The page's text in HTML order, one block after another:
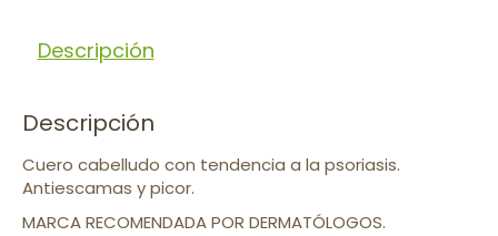
Descripción
Descripción
Cuero cabelludo con tendencia a la psoriasis.
Antiescamas y picor.
MARCA RECOMENDADA POR DERMATÓLOGOS.